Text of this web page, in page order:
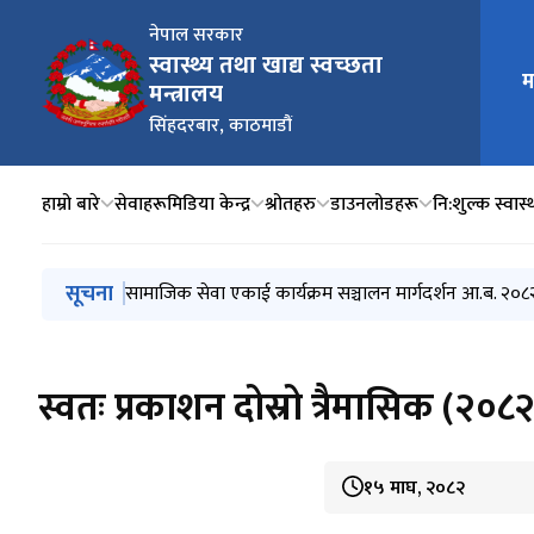
नेपाल सरकार
स्वास्थ्य तथा खाद्य स्वच्छता
मन्त्रालय
सिंहदरबार, काठमाडौं
मुख्य
हाम्रो बारे सेवाहरूमिडिया केन्द्र श्रोतहरु डाउनलोडहरू नि:शुल्क
मुख्य नेभिगेसनमा जानुहोस्
सूचना स्वतः प्रकाशन चौथौं त्रैमासिक (२०८१ बैशाख, जेष्ठ, अषाढ)
सामाजिक सेवा एकाई कार्यक्रम सञ्चालन मार्गदर्शन आ.ब.
एकद्वार संकट व्यवस्थापन केन्द्र कार्यक्रम सञ्चालन मार्गदर्शन
जेरियाट्रिक (ज्येष्ठ नागरिक) स्वास्थ्य सेवा सञ्चालन मार्गदर्शन
स्थानीय तहमा आधारभूत स्वास्थ्य सेवा केन्द्र निर्माण तथा सेवा
स्वतः प्रकाशन दोस्रो त्रैमासिक
१५ माघ, २०८२